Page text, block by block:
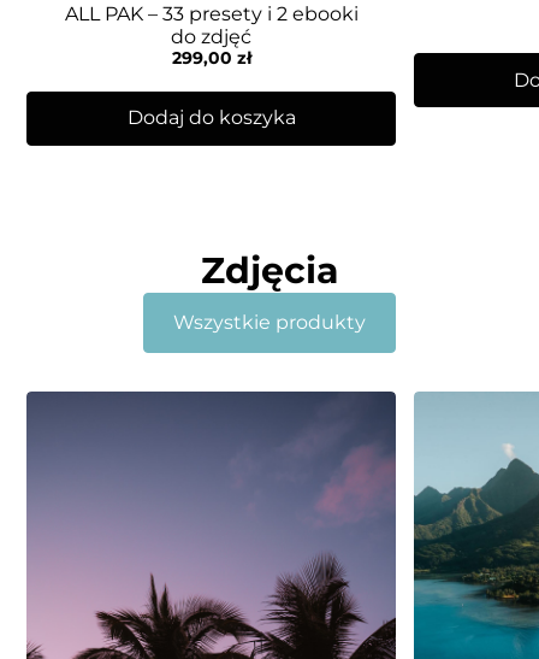
ALL PAK – 33 presety i 2 ebooki
do zdjęć
299,00 zł
Dodaj do koszyka
Zdjęcia
Wszystkie produkty